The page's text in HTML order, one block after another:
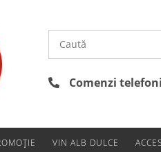
Comenzi
VIN ALB DULCE